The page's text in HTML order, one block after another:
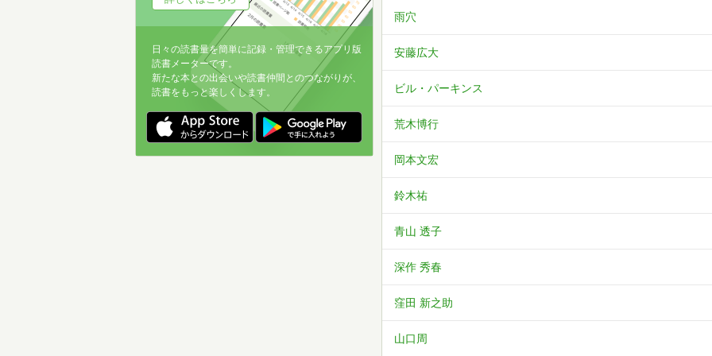
日々の読書量を簡単に記録・管理できるアプリ版
読書メーターです。
新たな本との出会いや読書仲間とのつながりが、
読書をもっと楽しくします。
雨穴
安藤広大
ビル・パーキンス
荒木博行
岡本文宏
鈴木祐
青山 透子
深作 秀春
窪田 新之助
山口周